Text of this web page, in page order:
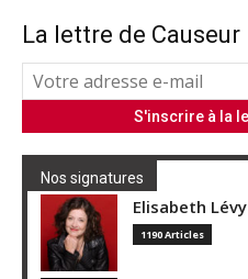
La lettre de Causeur
Nos signatures
Elisabeth Lévy
1190 Articles